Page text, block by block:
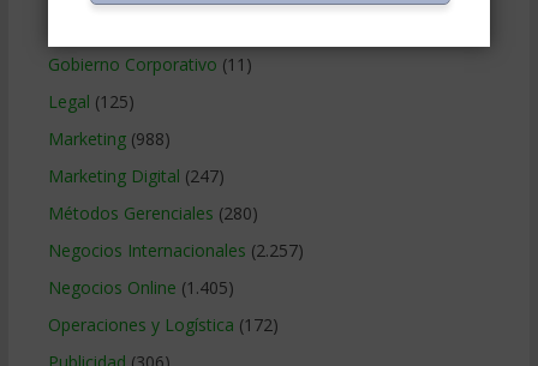
Gobierno Corporativo (11)
Legal (125)
Marketing(988)
Marketing Digital (247)
Métodos Gerenciales (280)
Negocios Internacionales (2.257)
Negocios Online (1.405)
Operaciones y Logística (172)